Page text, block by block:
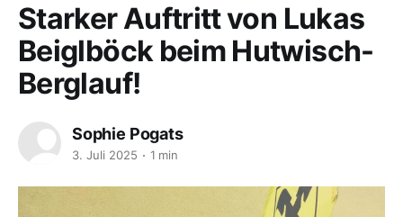
Starker Auftritt von Lukas
Beiglböck beim Hutwisch-
Berglauf!
Sophie Pogats
3. Juli 2025 1 min